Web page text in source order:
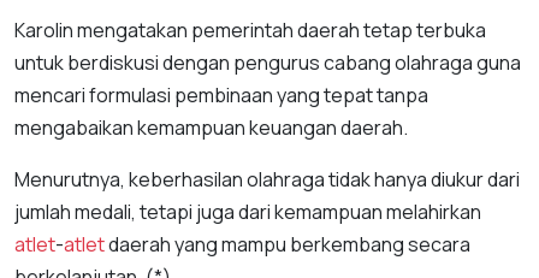
Karolin mengatakan pemerintah daerah tetap terbuka
untuk berdiskusi dengan pengurus cabang olahraga guna
mencari formulasi pembinaan yang tepat tanpa
mengabaikan kemampuan keuangan daerah.
Menurutnya, keberhasilan olahraga tidak hanya diukur dari
jumlah medali, tetapi juga dari kemampuan melahirkan
atlet-atletdaerah yang mampu berkembang secara